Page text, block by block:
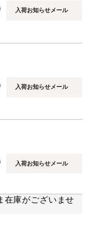
入荷お知らせメール
入荷お知らせメール
入荷お知らせメール
在庫がございませ